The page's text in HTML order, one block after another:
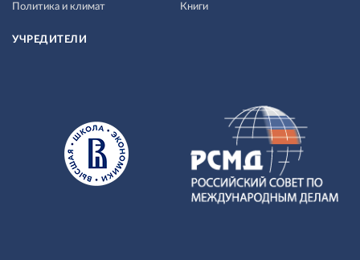
Политика и климат Книги
УЧРЕДИТЕЛИ